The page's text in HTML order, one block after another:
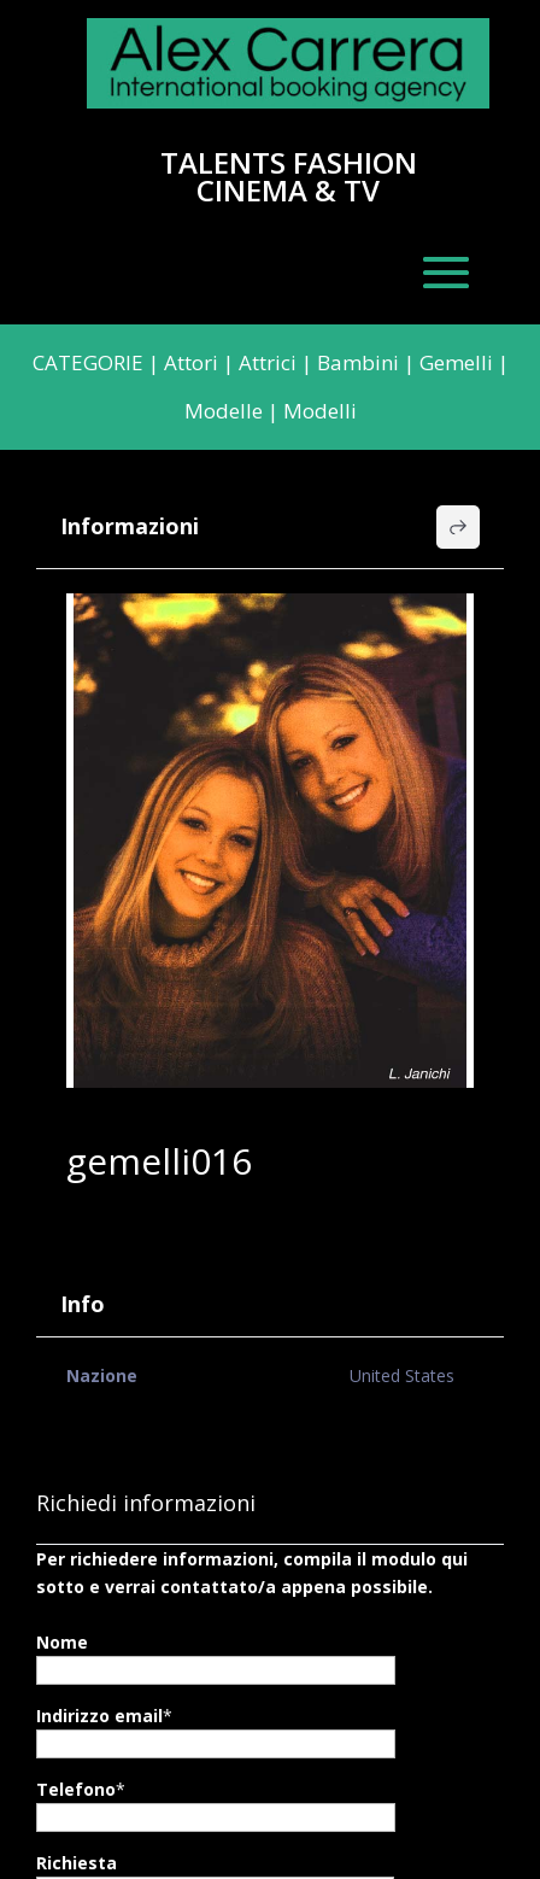
TALENTS FASHION
CINEMA & TV
CATEGORIE | Attori | Attrici | Bambini | Gemelli |
Modelle | Modelli
Informazioni
gemelli016
Info
Nazione United States
Richiedi informazioni
Per richiedere informazioni, compila il modulo qui
sotto e verrai contattato/a appena possibile.
Nome
Indirizzo email*
Telefono*
Richiesta